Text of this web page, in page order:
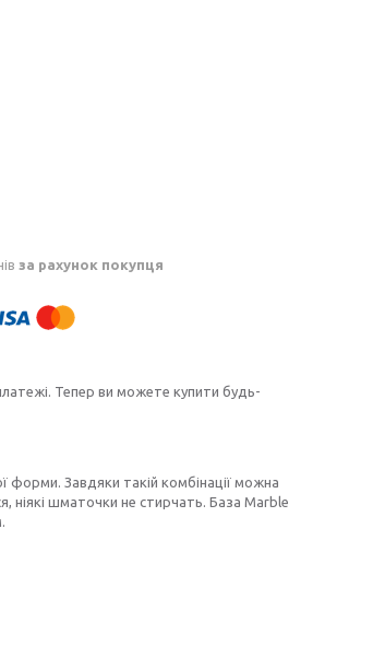
за рахунок покупця
Тепер ви можете купити будь-
форми. Завдяки такій комбінації можна
ніякі шматочки не стирчать. База Marble